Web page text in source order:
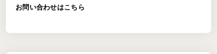
お問い合わせはこちら